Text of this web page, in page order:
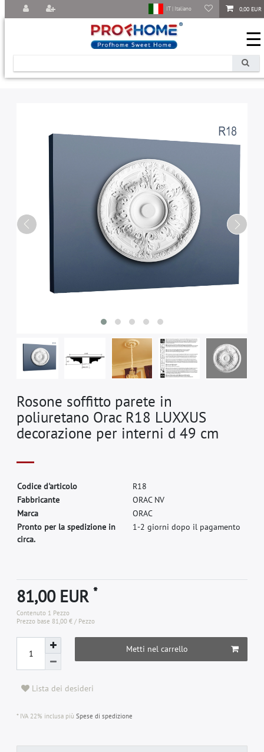
0,00 EUR
IT | Italiano
☰
Rosone soffitto parete in
poliuretano Orac R18 LUXXUS
decorazione per interni d 49 cm
Codice d'articolo R18
Fabbricante ORAC NV
Marca ORAC
Pronto per la spedizione in
circa.
1-2 giorni dopo il pagamento
81,00 EUR*
Contenuto 1 Pezzo
Prezzo base 81,00 € / Pezzo
Metti nel carrello
Lista dei desideri
* IVA 22% inclusa più Spese di spedizione